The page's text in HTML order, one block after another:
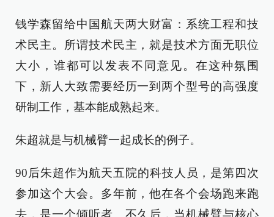
钱学森留给中国航天两大财富：系统工程和技
术民主。所谓技术民主，就是技术方面无职位
大小，谁都可以发表不同意见。在这种氛围
下，新人大致需要经历一到两个型号的高强度
研制工作，基本能成熟起来。
朱超就是与机械臂一起成长的例子。
90后朱超作为航天五院的科技人员，是第四次
参加这个大会。多年前，他在各个会场跑来跑
去，是一个倾听者。不久后，当机械臂与核心